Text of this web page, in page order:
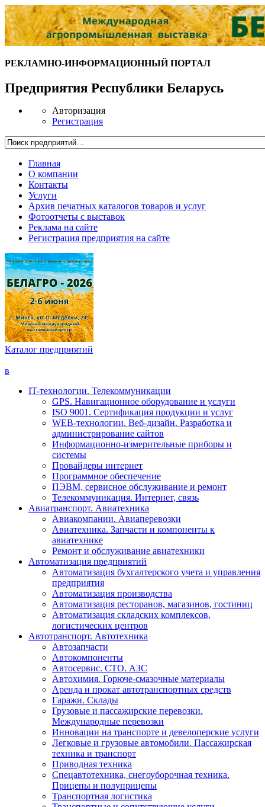
РЕКЛАМНО-ИНФОРМАЦИОННЫЙ ПОРТАЛ
Предприятия Республики Беларусь
Авторизация
Регистрация
Главная
О компании
Контакты
Услуги
Архив печатных каталогов товаров и услуг
Фотоотчеты с выставок
Реклама на сайте
Регистрация предприятия на сайте
Каталог предприятий
в
IT-технологии. Телекоммуникации
GPS. Навигационное оборудование и услуги
ISO 9001. Сертификация продукции и услуг
WEB-технологии. Веб-дизайн. Разработка и
администрирование сайтов
Информационно-измерительные приборы и
системы
Провайдеры интернет
Программное обеспечение
ПЭВМ, сервисное обслуживание и ремонт
Телекоммуникация. Интернет, связь
Авиатранспорт. Авиатехника
Авиакомпании. Авиаперевозки
Авиатехника. Запчасти и компоненты к
авиатехнике
Ремонт и обслуживание авиатехники
Автоматизация предприятий
Автоматизация бухгалтерского учета и управления
предприятия
Автоматизация производства
Автоматизация ресторанов, магазинов, гостиниц
Автоматизация складских комплексов,
логистических центров
Автотранспорт. Автотехника
Автозапчасти
Автокомпоненты
Автосервис. СТО. АЗС
Автохимия. Горюче-смазочные материалы
Аренда и прокат автотранспортных средств
Гаражи. Склады
Грузовые и пассажирские перевозки.
Международные перевозки
Инновации на транспорте и девелоперские услуги
Легковые и грузовые автомобили. Пассажирская
техника и транспорт
Приводная техника
Спецавтотехника, снегоуборочная техника.
Прицепы и полуприцепы
Транспортная логистика